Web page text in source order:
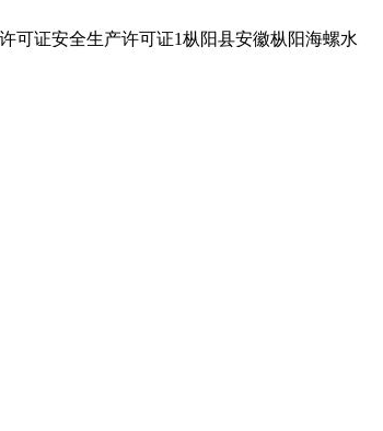
可证安全生产许可证1枞阳县安徽枞阳海螺水